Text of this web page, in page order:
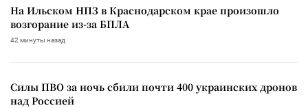
На Ильском НПЗ в Краснодарском крае произошло
возгорание из-за БПЛА
42 минуты назад
Силы ПВО за ночь сбили почти 400 украинских дронов
над Россией